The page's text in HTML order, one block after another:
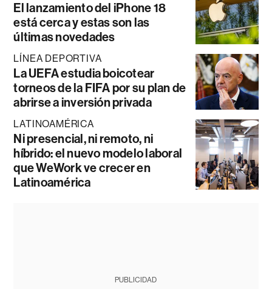
El lanzamiento del iPhone 18
está cerca y estas son las
últimas novedades
LÍNEA DEPORTIVA
La UEFA estudia boicotear
torneos de la FIFA por su plan de
abrirse a inversión privada
LATINOAMÉRICA
Ni presencial, ni remoto, ni
híbrido: el nuevo modelo laboral
que WeWork ve crecer en
Latinoamérica
PUBLICIDAD